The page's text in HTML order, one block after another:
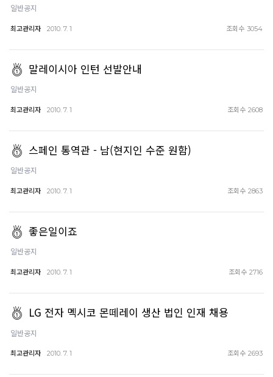
일반공지
최고관리자 2010. 7. 1 조회수 3054
말레이시아 인턴 선발안내
일반공지
최고관리자 2010. 7. 1 조회수 2608
스페인 통역관 - 남(현지인 수준 원함)
일반공지
최고관리자 2010. 7. 1 조회수 2863
좋은일이죠
일반공지
최고관리자 2010. 7. 1 조회수 2716
LG 전자 멕시코 몬떼레이 생산 법인 인재 채용
일반공지
최고관리자 2010. 7. 1 조회수 2693